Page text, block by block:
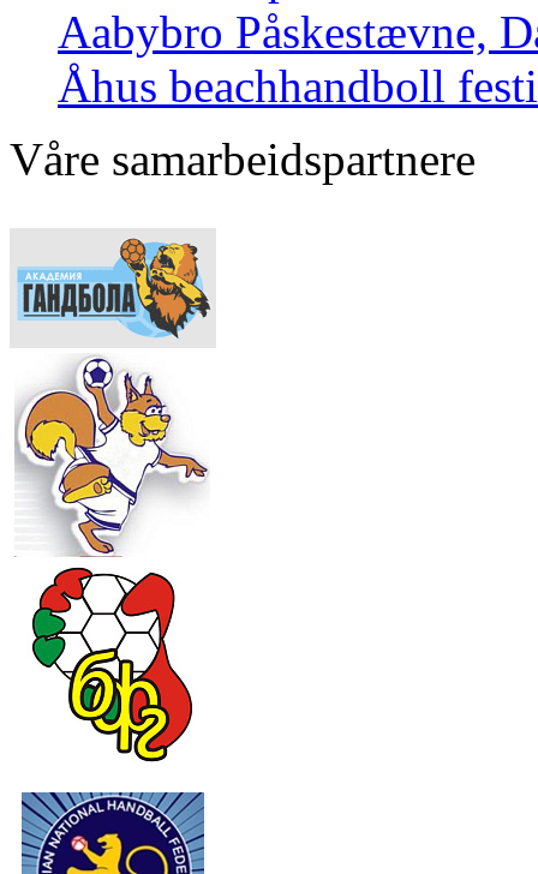
Aabybro Påskestævne,
Åhus beachhandboll
Våre samarbeidspartnere